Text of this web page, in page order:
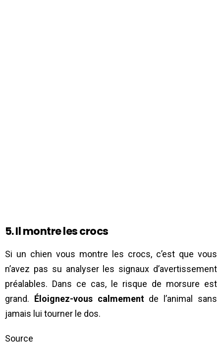
5. Il montre les crocs
Si un chien vous montre les crocs, c’est que vous
n’avez pas su analyser les signaux d’avertissement
préalables. Dans ce cas, le risque de morsure est
grand. Éloignez-vous calmementde l’animal sans
jamais lui tourner le dos.
Source